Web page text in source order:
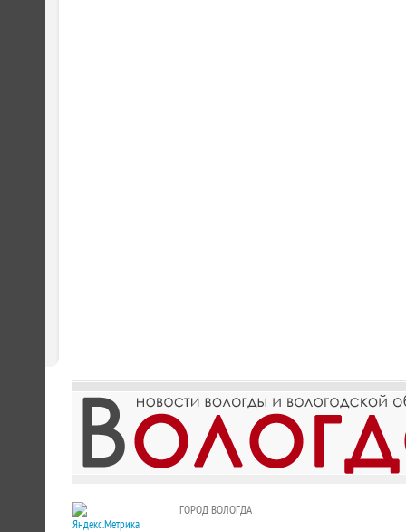
ГОРОД ВОЛОГДА